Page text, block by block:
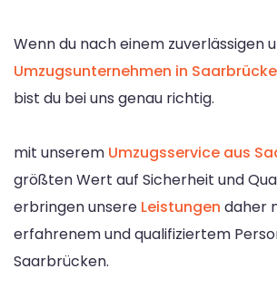
Wenn du nach einem zuverlässigen
Umzugsunternehmen in
bist du bei uns genau richtig.
mit unserem Umzugsservice aus
größten Wert auf Sicherheit und
erbringen unsere Leistungen daher
erfahrenem und qualifiziertem
Saarbrücken.